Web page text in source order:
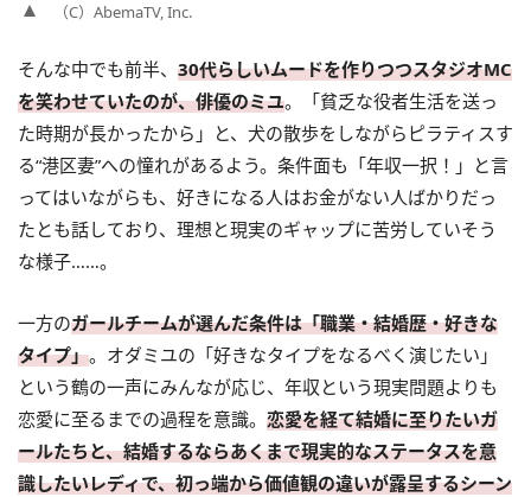
（C）AbemaTV, Inc.
そんな中でも前半、 30代らしいムードを作りつつスタジオMC
を笑わせていたのが、俳優のミユ。「貧乏な役者生活を送っ
た時期が長かったから」と、犬の散歩をしながらピラティスす
る“港区妻”への憧れがあるよう。条件面も「年収一択！」と言
ってはいながらも、好きになる人はお金がない人ばかりだっ
たとも話しており、理想と現実のギャップに苦労していそう
な様子……。
一方のガールチームが選んだ条件は「職業・結婚歴・好きな
タイプ」。オダミユの「好きなタイプをなるべく演じたい」
という鶴の一声にみんなが応じ、年収という現実問題よりも
恋愛に至るまでの過程を意識。 恋愛を経て結婚に至りたいガ
ールたちと、結婚するならあくまで現実的なステータスを意
識したいレディで、初っ端から価値観の違いが露呈するシーン